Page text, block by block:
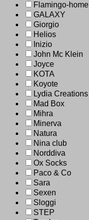
Flamingo-home
GALAXY
Giorgio
Helios
Inizio
John Mc Klein
Joyce
KOTA
Koyote
Lydia Creations
Mad Box
Mihra
Minerva
Natura
Nina club
Norddiva
Ox Socks
Paco & Co
Sara
Sexen
Sloggi
STEP